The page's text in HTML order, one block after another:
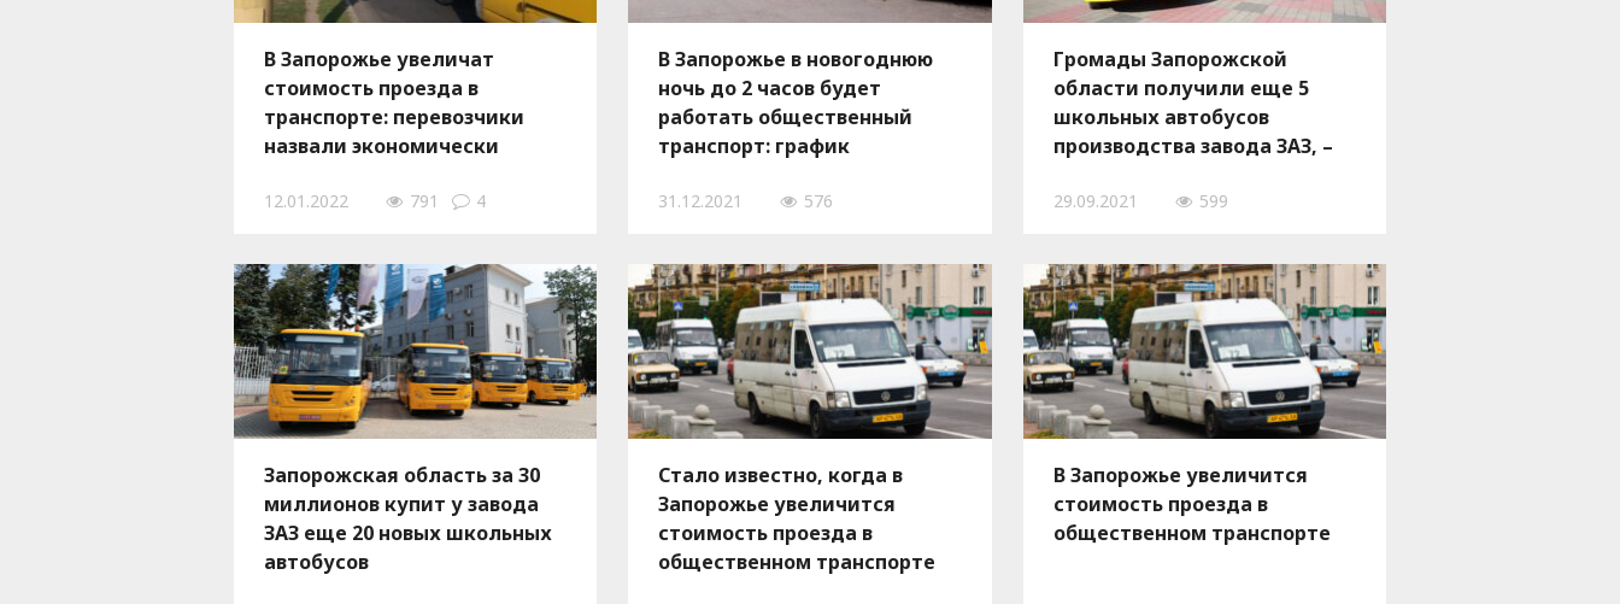
В Запорожье увеличат
стоимость проезда в
транспорте: перевозчики
назвали экономически
12.01.2022 791 4
В Запорожье в новогоднюю
ночь до 2 часов будет
работать общественный
транспорт: график
31.12.2021 576
Громады Запорожской
области получили еще 5
школьных автобусов
производства завода ЗАЗ, –
29.09.2021 599
Запорожская область за 30
миллионов купит у завода
ЗАЗ еще 20 новых школьных
автобусов
Стало известно, когда в
Запорожье увеличится
стоимость проезда в
общественном транспорте
В Запорожье увеличится
стоимость проезда в
общественном транспорте